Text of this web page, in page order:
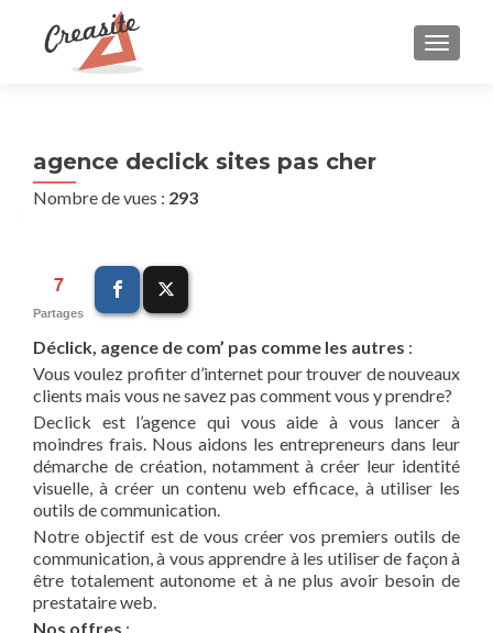
agence declick sites pas cher
Nombre de vues : 293
7
Partages
Déclick, agence de com’ pas comme les autres :
Vous voulez profiter d’internet pour trouver de nouveaux
clients mais vous ne savez pas comment vous y prendre?
Declick est l’agence qui vous aide à vous lancer à
moindres frais. Nous aidons les entrepreneurs dans leur
démarche de création, notamment à créer leur identité
visuelle, à créer un contenu web efficace, à utiliser les
outils de communication.
Notre objectif est de vous créer vos premiers outils de
communication, à vous apprendre à les utiliser de façon à
être totalement autonome et à ne plus avoir besoin de
prestataire web.
Nos offres :